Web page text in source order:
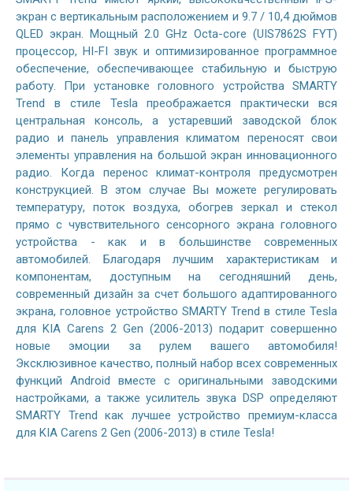
экран с вертикальным расположением и 9.7 / 10,4 дюймов
QLED экран. Мощный 2.0 GHz Octa-core (UIS7862S FYT)
процессор, HI-FI звук и оптимизированное программное
обеспечение, обеспечивающее стабильную и быструю
работу. При установке головного устройства SMARTY
Trend в стиле Tesla преображается практически вся
центральная консоль, а устаревший заводской блок
радио и панель управления климатом переносят свои
элементы управления на большой экран инновационного
радио. Когда перенос климат-контроля предусмотрен
конструкцией. В этом случае Вы можете регулировать
температуру, поток воздуха, обогрев зеркал и стекол
прямо с чувствительного сенсорного экрана головного
устройства - как и в большинстве современных
автомобилей. Благодаря лучшим характеристикам и
компонентам, доступным на сегодняшний день,
современный дизайн за счет большого адаптированного
экрана, головное устройство SMARTY Trend в стиле Tesla
для KIA Carens 2 Gen (2006-2013) подарит совершенно
новые эмоции за рулем вашего автомобиля!
Эксклюзивное качество, полный набор всех современных
функций Android вместе с оригинальными заводскими
настройками, а также усилитель звука DSP определяют
SMARTY Trend как лучшее устройство премиум-класса
для KIA Carens 2 Gen (2006-2013) в стиле Tesla!